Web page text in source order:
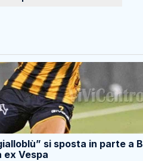
si sposta in parte a
ex Vespa